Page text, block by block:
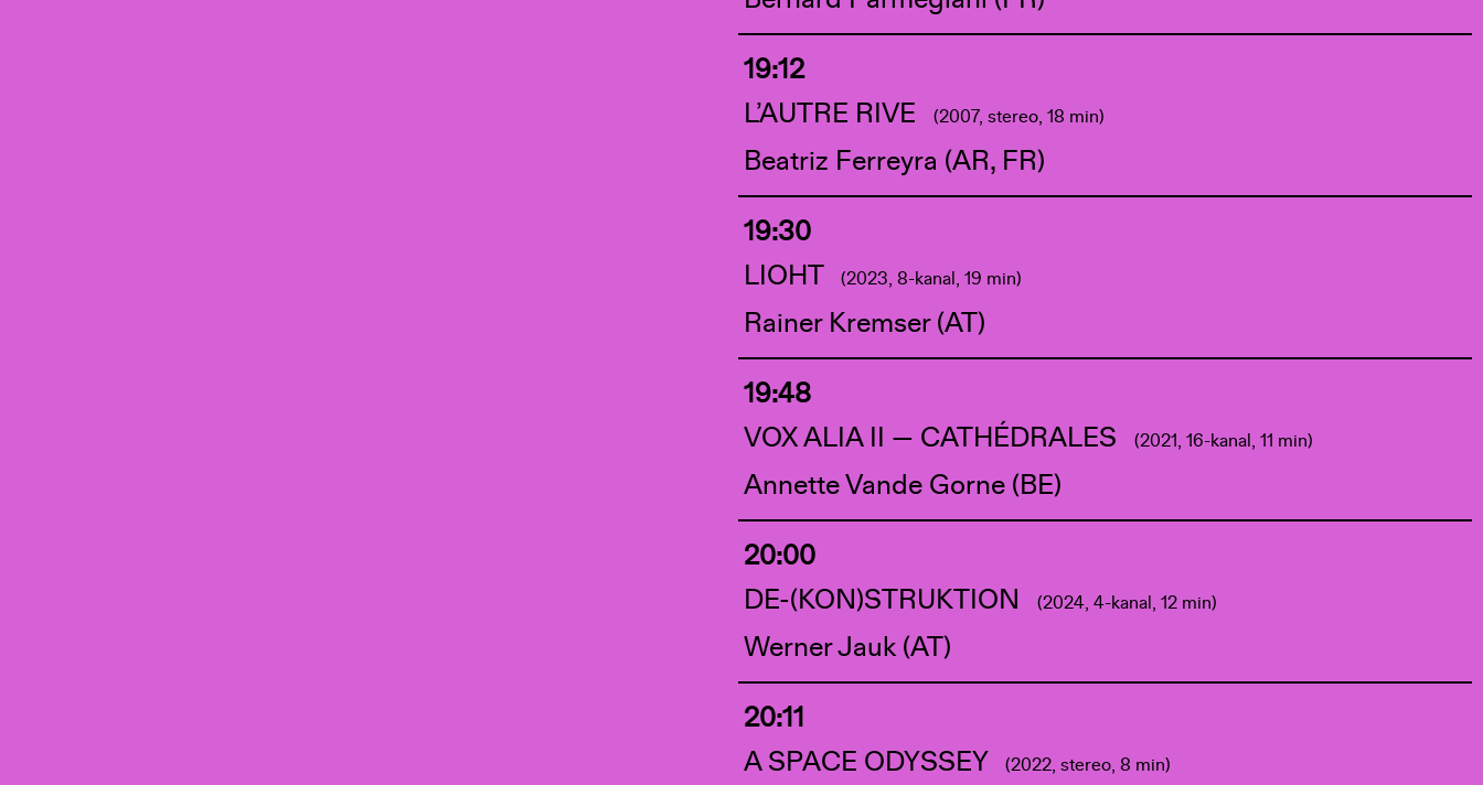
19:12
L’AUTRE RIVE
(2007, stereo, 18 min)
Beatriz Ferreyra (AR, FR)
19:30
LIOHT
(2023, 8-kanal, 19 min)
Rainer Kremser (AT)
19:48
VOX ALIA II — CATHÉDRALES
(2021, 16-kanal, 11 min)
Annette Vande Gorne (BE)
20:00
DE-(KON)STRUKTION
(2024, 4-kanal, 12 min)
Werner Jauk (AT)
20:11
A SPACE ODYSSEY
(2022, stereo, 8 min)